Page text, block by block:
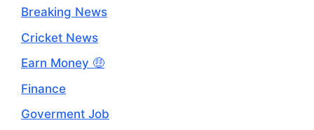
Breaking News
Cricket News
Earn Money 🤑
Finance
Goverment Job